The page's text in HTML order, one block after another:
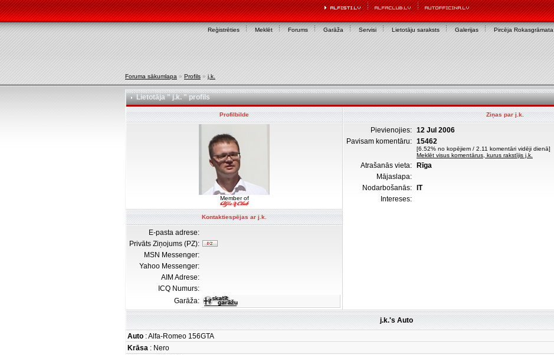
Reģistrēties Meklēt Forums Garāža Servisi Lietotāju saraksts Galerijas Pircēja Rokasgrāmata
Foruma sākumlapa » Profils » j.k.
Lietotāja " j.k. " profils
Profilbilde Ziņas par j.k.
Member of
Pievienojies: 12 Jul 2006
Pavisam komentāru: 15462
[6.52% no kopējiem / 2.11 komentāri vidēji dienā]
Meklēt visus komentārus, kurus rakstījis j.k.
Atrašanās vieta:
Rīga
Mājaslapa:
Nodarbošanās:
IT
Intereses:
Kontaktiespējas ar j.k.
E-pasta adrese:
Privāts Ziņojums (PZ):
MSN Messenger:
Yahoo Messenger:
AIM Adrese:
ICQ Numurs:
Garāža:
j.k.'s Auto
Auto : Alfa-Romeo 156GTA
Krāsa : Nero